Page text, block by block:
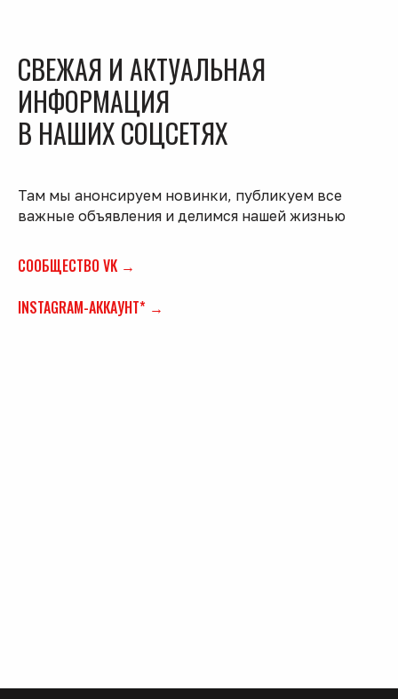
СВЕЖАЯ И АКТУАЛЬНАЯ
ИНФОРМАЦИЯ
В НАШИХ СОЦСЕТЯХ
Там мы анонсируем новинки, публикуем все
важные объявления и делимся нашей жизнью
СООБЩЕСТВО VK →
INSTAGRAM-АККАУНТ* →